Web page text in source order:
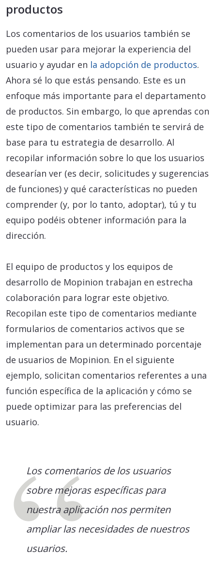
productos
Los comentarios de los usuarios también se
pueden usar para mejorar la experiencia del
usuario y ayudar en la adopción de productos.
Ahora sé lo que estás pensando. Este es un
enfoque más importante para el departamento
de productos. Sin embargo, lo que aprendas con
este tipo de comentarios también te servirá de
base para tu estrategia de desarrollo. Al
recopilar información sobre lo que los usuarios
desearían ver (es decir, solicitudes y sugerencias
de funciones) y qué características no pueden
comprender (y, por lo tanto, adoptar), tú y tu
equipo podéis obtener información para la
dirección.
El equipo de productos y los equipos de
desarrollo de Mopinion trabajan en estrecha
colaboración para lograr este objetivo.
Recopilan este tipo de comentarios mediante
formularios de comentarios activos que se
implementan para un determinado porcentaje
de usuarios de Mopinion. En el siguiente
ejemplo, solicitan comentarios referentes a una
función específica de la aplicación y cómo se
puede optimizar para las preferencias del
usuario.
Los comentarios de los usuarios
sobre mejoras específicas para
nuestra aplicación nos permiten
ampliar las necesidades de nuestros
usuarios.